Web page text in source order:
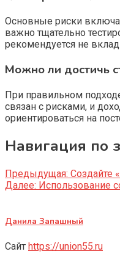
Основные риски
важно тщательно
рекомендуется не
Можно ли достичь
При правильном
связан с рисками, и
ориентироваться на
Навигация по
Предыдущая: Создайте
Далее: Использование
Данила Запашный
Сайт https://union55.ru